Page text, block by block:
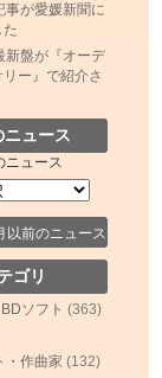
事が愛媛新聞に
た
新盤が『オーデ
ー』で紹介さ
ニュース
ニュース
以前のニュース
ゴリ
ソフト (363)
・作曲家 (132)